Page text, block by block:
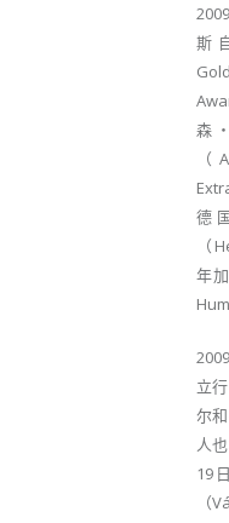
斯
森
（
德
（
年
立
尔
人
19
（